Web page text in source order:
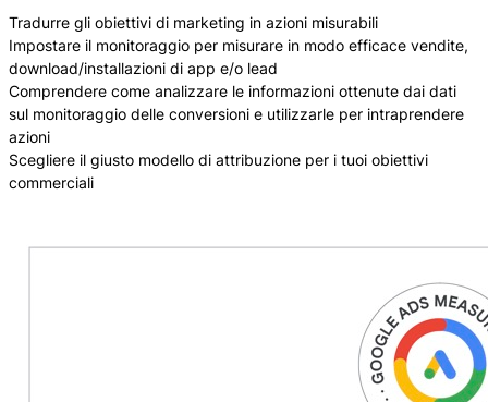
Tradurre gli obiettivi di marketing in azioni misurabili
Impostare il monitoraggio per misurare in modo efficace vendite,
download/installazioni di app e/o lead
Comprendere come analizzare le informazioni ottenute dai dati
sul monitoraggio delle conversioni e utilizzarle per intraprendere
azioni
Scegliere il giusto modello di attribuzione per i tuoi obiettivi
commerciali